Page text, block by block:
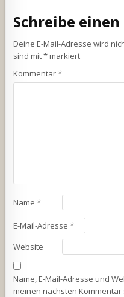
Schreibe
Deine E-Mail-Adresse wird
sind mit*markiert
Kommentar*
Name*
E-Mail-Adresse*
Website
Name, E-Mail-Adresse und
meinen nächsten Kommentar